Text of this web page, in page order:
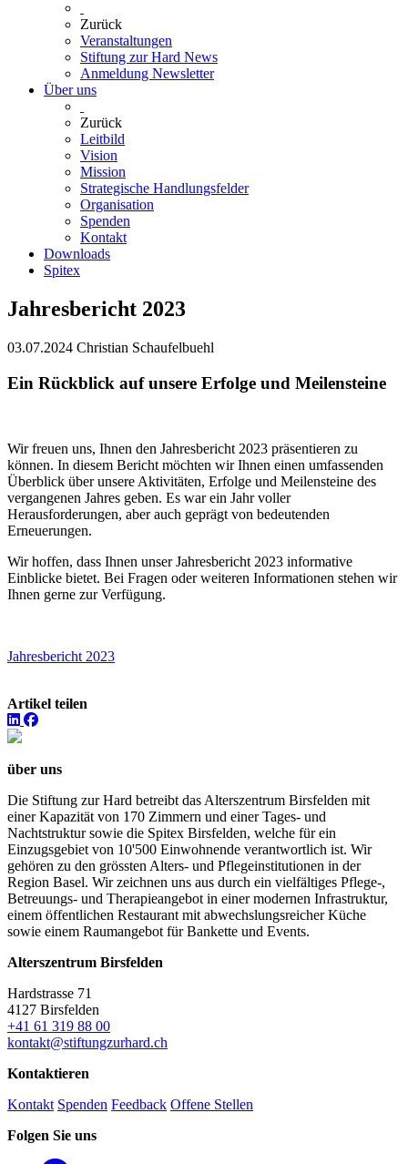
Zurück
Veranstaltungen
Stiftung zur Hard News
Anmeldung Newsletter
Über uns
Zurück
Leitbild
Vision
Mission
Strategische Handlungsfelder
Organisation
Spenden
Kontakt
Downloads
Spitex
Jahresbericht 2023
03.07.2024 Christian Schaufelbuehl
Ein Rückblick auf unsere Erfolge und Meilensteine
Wir freuen uns, Ihnen den Jahresbericht 2023 präsentieren zu
können. In diesem Bericht möchten wir Ihnen einen umfassenden
Überblick über unsere Aktivitäten, Erfolge und Meilensteine des
vergangenen Jahres geben. Es war ein Jahr voller
Herausforderungen, aber auch geprägt von bedeutenden
Erneuerungen.
Wir hoffen, dass Ihnen unser Jahresbericht 2023 informative
Einblicke bietet. Bei Fragen oder weiteren Informationen stehen wir
Ihnen gerne zur Verfügung.
Jahresbericht 2023
Artikel teilen
über uns
Die Stiftung zur Hard betreibt das Alterszentrum Birsfelden mit
einer Kapazität von 170 Zimmern und einer Tages- und
Nachtstruktur sowie die Spitex Birsfelden, welche für ein
Einzugsgebiet von 10'500 Einwohnende verantwortlich ist. Wir
gehören zu den grössten Alters- und Pflegeinstitutionen in der
Region Basel. Wir zeichnen uns aus durch ein vielfältiges Pflege-,
Betreuungs- und Therapieangebot in einer modernen Infrastruktur,
einem öffentlichen Restaurant mit abwechslungsreicher Küche
sowie einem Raumangebot für Bankette und Events.
Alterszentrum Birsfelden
Hardstrasse 71
4127 Birsfelden
+41 61 319 88 00
kontakt@stiftungzurhard.ch
Kontaktieren
Kontakt Spenden Feedback Offene Stellen
Folgen Sie uns